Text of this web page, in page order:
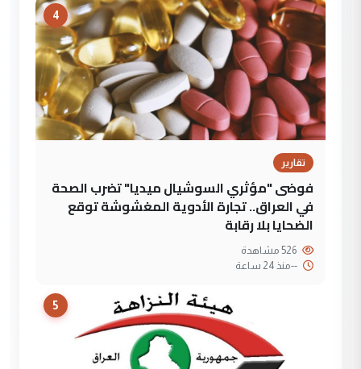
4
تقارير
فوضى "مؤثري السوشيال ميديا" تضرب الصحة
في العراق.. تجارة الأدوية المغشوشة توقع
الضحايا بلا رقابة
--منذ 24 ساعة
5